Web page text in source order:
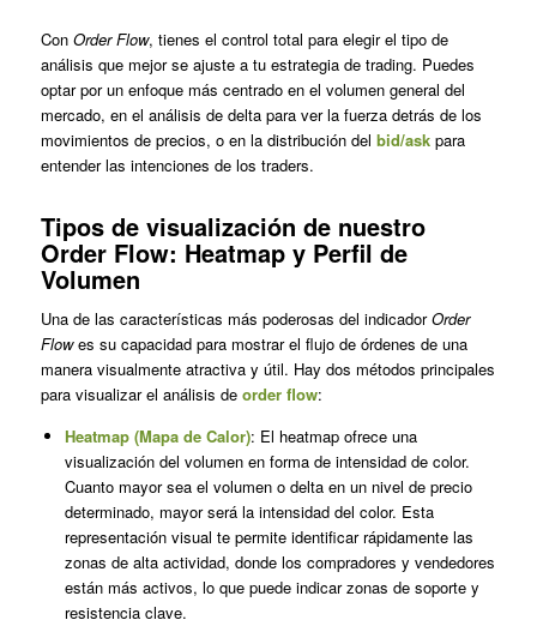
Con Order Flow, tienes el control total para elegir el tipo de
análisis que mejor se ajuste a tu estrategia de trading. Puedes
optar por un enfoque más centrado en el volumen general del
mercado, en el análisis de delta para ver la fuerza detrás de los
movimientos de precios, o en la distribución del bid/askpara
entender las intenciones de los traders.
Tipos de visualización de nuestro
Order Flow: Heatmap y Perfil de
Volumen
Una de las características más poderosas del indicadorOrder
Flowes su capacidad para mostrar el flujo de órdenes de una
manera visualmente atractiva y útil. Hay dos métodos principales
para visualizar el análisis de order flow:
Heatmap (Mapa de Calor): El heatmap ofrece una
visualización del volumen en forma de intensidad de color.
Cuanto mayor sea el volumen o delta en un nivel de precio
determinado, mayor será la intensidad del color. Esta
representación visual te permite identificar rápidamente las
zonas de alta actividad, donde los compradores y vendedores
están más activos, lo que puede indicar zonas de soporte y
resistencia clave.